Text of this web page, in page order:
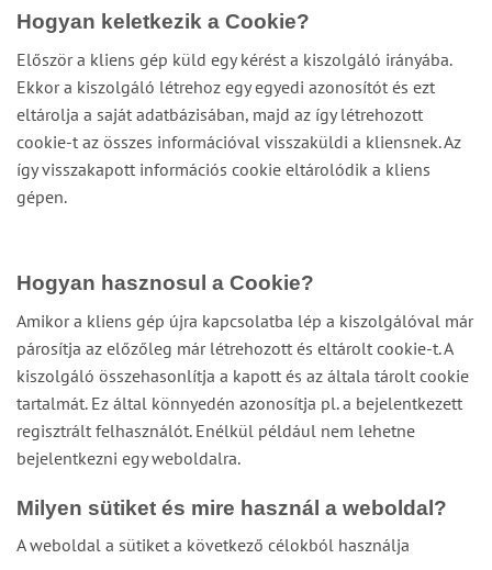
Hogyan keletkezik a Cookie?
Először a kliens gép küld egy kérést a kiszolgáló irányába.
Ekkor a kiszolgáló létrehoz egy egyedi azonosítót és ezt
eltárolja a saját adatbázisában, majd az így létrehozott
cookie-t az összes információval visszaküldi a kliensnek. Az
így visszakapott információs cookie eltárolódik a kliens
gépen.
Hogyan hasznosul a Cookie?
Amikor a kliens gép újra kapcsolatba lép a kiszolgálóval már
párosítja az előzőleg már létrehozott és eltárolt cookie-t. A
kiszolgáló összehasonlítja a kapott és az általa tárolt cookie
tartalmát. Ez által könnyedén azonosítja pl. a bejelentkezett
regisztrált felhasználót. Enélkül például nem lehetne
bejelentkezni egy weboldalra.
Milyen sütiket és mire használ a weboldal?
A weboldal a sütiket a következő célokból használja